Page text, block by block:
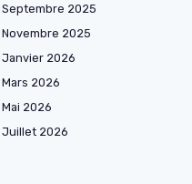
Septembre 2025
Novembre 2025
Janvier 2026
Mars 2026
Mai 2026
Juillet 2026